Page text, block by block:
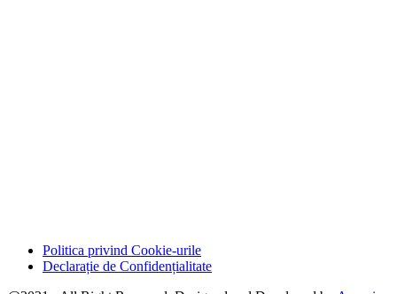
Politica privind Cookie-urile
Declarație de Confidențialitate